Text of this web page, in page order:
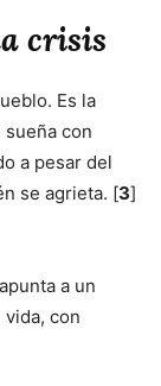
crisis
Es la
con
a pesar del
se agrieta. [3]
a un
con